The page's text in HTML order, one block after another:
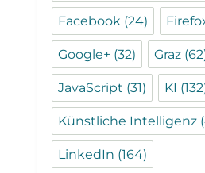
Facebook (24)
Google+ (32) Graz
JavaScript (31) KI
Künstliche Intelligenz
LinkedIn (164)